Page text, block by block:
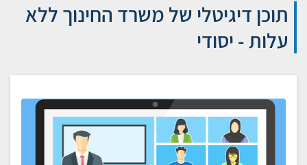
תוכן דיגיטלי של משרד החינוך ללא
עלות - יסודי